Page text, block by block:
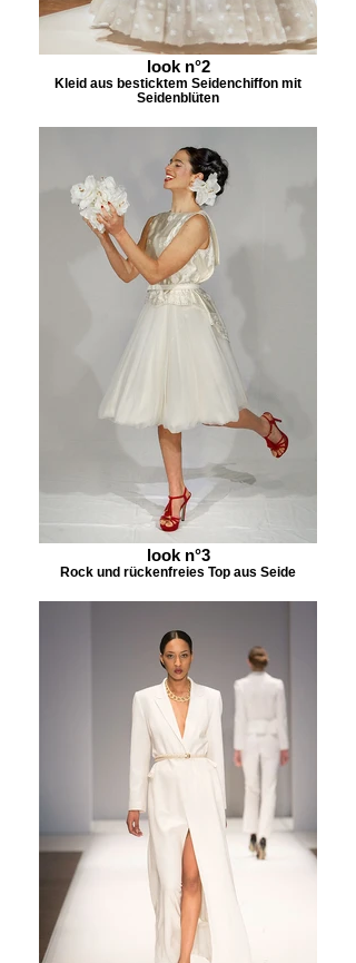
look n°2
Kleid aus besticktem Seidenchiffon mit
Seidenblüten
look n°3
Rock und rückenfreies Top aus Seide